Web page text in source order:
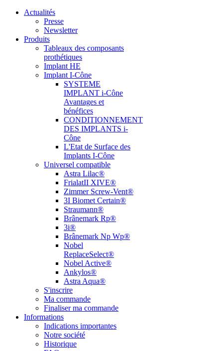
Actualités
Presse
Newsletter
Produits
Tableaux des composants
prothétiques
Implant HE
Implant I-Cône
SYSTEME
IMPLANT i-Cône
Avantages et
bénéfices
CONDITIONNEMENT
DES IMPLANTS i-
Cône
L'Etat de Surface des
Implants I-Cône
Universel compatible
Astra Lilac®
FrialatII XIVE®
Zimmer Screw-Vent®
3I Biomet Certain®
Straumann®
Brânemark Rp®
3i®
Brânemark Np Wp®
Nobel
ReplaceSelect®
Nobel Active®
Ankylos®
Astra Aqua®
S'inscrire
Ma commande
Finaliser ma commande
Informations
Indications importantes
Notre société
Historique